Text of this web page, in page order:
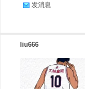
发消息
liu666